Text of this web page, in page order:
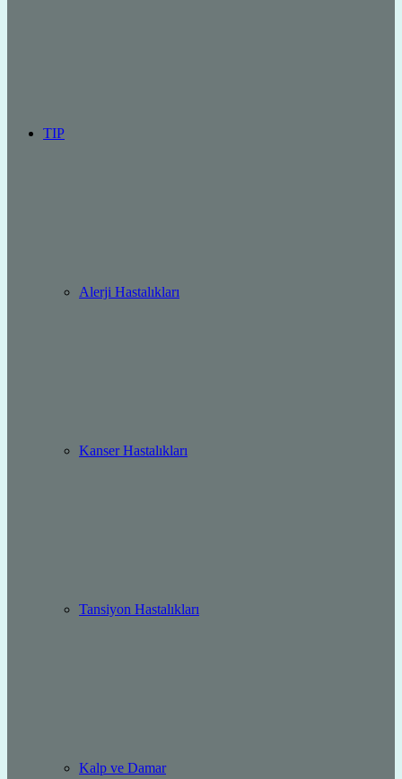
TIP
Alerji Hastalıkları
Kanser Hastalıkları
Tansiyon Hastalıkları
Kalp ve Damar